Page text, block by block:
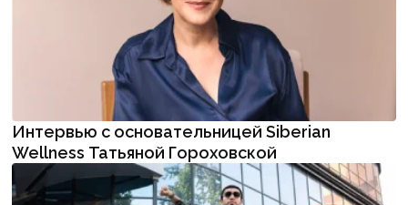
Интервью с основательницей Siberian
Wellness Татьяной Гороховской